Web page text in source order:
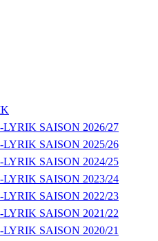
SAISON 2026/27
SAISON 2025/26
SAISON 2024/25
SAISON 2023/24
SAISON 2022/23
SAISON 2021/22
SAISON 2020/21